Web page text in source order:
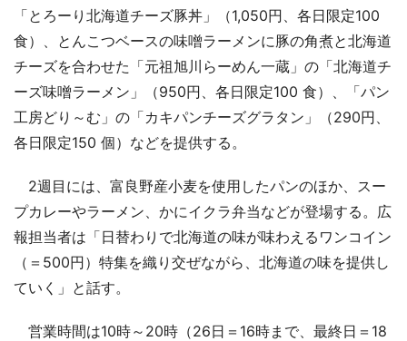
「とろーり北海道チーズ豚丼」（1,050円、各日限定100
食）、とんこつベースの味噌ラーメンに豚の角煮と北海道
チーズを合わせた「元祖旭川らーめん一蔵」の「北海道チ
ーズ味噌ラーメン」（950円、各日限定100 食）、「パン
工房どり～む」の「カキパンチーズグラタン」（290円、
各日限定150 個）などを提供する。
2週目には、富良野産小麦を使用したパンのほか、スー
プカレーやラーメン、かにイクラ弁当などが登場する。広
報担当者は「日替わりで北海道の味が味わえるワンコイン
（＝500円）特集を織り交ぜながら、北海道の味を提供し
ていく」と話す。
営業時間は10時～20時（26日＝16時まで、最終日＝18